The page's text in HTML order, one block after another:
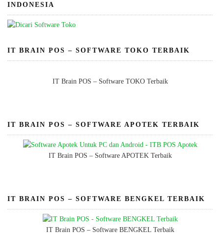
INDONESIA
IT BRAIN POS – SOFTWARE TOKO TERBAIK
IT Brain POS – Software TOKO Terbaik
IT BRAIN POS – SOFTWARE APOTEK TERBAIK
IT Brain POS – Software APOTEK Terbaik
IT BRAIN POS – SOFTWARE BENGKEL TERBAIK
IT Brain POS – Software BENGKEL Terbaik